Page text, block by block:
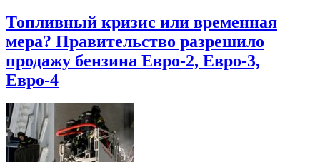
Топливный кризис или временная
мера? Правительство разрешило
продажу бензина Евро-2, Евро-3,
Евро-4